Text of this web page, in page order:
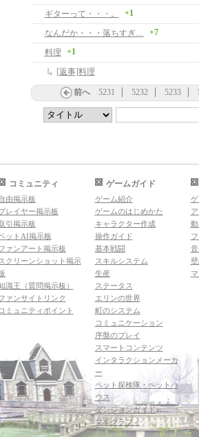
ギターって・・・。 +1
なんだか・・・落ちすぎ… +7
料理 +1
[返事]料理
前へ 5231 5232 5233
コミュニティ
由掲示板
レイヤー掲示板
引掲示板
ットAI掲示板
ァンアート掲示板
スクリーンショット掲示
識王（質問掲示板）
ァンサイトリンク
コミュニティポイント
ゲームガイド
ゲーム紹介
ゲームのはじめかた
キャラクター作成
操作ガイド
基本戦闘
スキルシステム
生産
ステータス
エリンの世界
町のシステム
コミュニケーション
序盤のプレイ
スマートコンテンツ
インタラクションメーカ
ー
ペット探検隊・ペットハ
ウス
ダンジョンガイド
マギグラフィ